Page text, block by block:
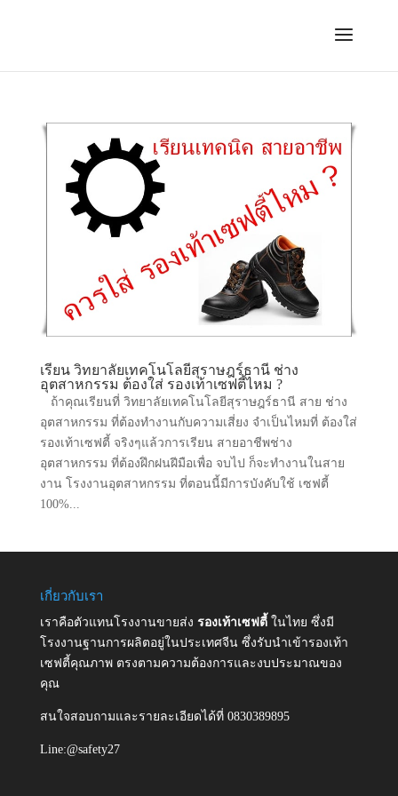
เรียน วิทยาลัยเทคโนโลยีสุราษฎร์ธานี ช่าง
อุตสาหกรรม ต้องใส่ รองเท้าเซฟตี้ไหม ?
ถ้าคุณเรียนที่ วิทยาลัยเทคโนโลยีสุราษฎร์ธานี สาย ช่าง
อุตสาหกรรม ที่ต้องทำงานกับความเสี่ยง จำเป็นไหมที่ ต้องใส่
รองเท้าเซฟตี้ จริงๆแล้วการเรียน สายอาชีพช่าง
อุตสาหกรรม ที่ต้องฝึกฝนฝีมือเพื่อ จบไป ก็จะทำงานในสาย
งาน โรงงานอุตสาหกรรม ที่ตอนนี้มีการบังคับใช้ เซฟตี้
100%...
เกี่ยวกับเรา
เราคือตัวแทนโรงงานขายส่ง รองเท้าเซฟตี้ ในไทย ซึ่งมี
โรงงานฐานการผลิตอยู่ในประเทศจีน ซึ่งรับนำเข้ารองเท้า
เซฟตี้คุณภาพ ตรงตามความต้องการและงบประมาณของ
คุณ
สนใจสอบถามและรายละเอียดได้ที่ 0830389895
Line:@safety27